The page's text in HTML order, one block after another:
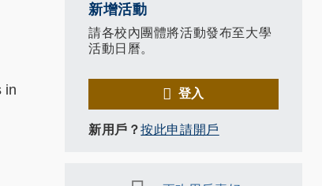
in
新增活動
請各校內團體將活動發布至大學
活動日曆。
登入
新用戶？按此申請開戶